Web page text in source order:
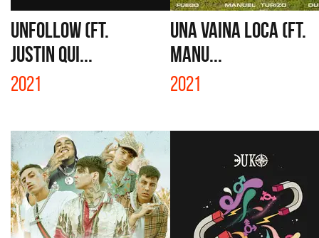
UNFOLLOW (FT.
JUSTIN QUI...
2021
UNA VAINA LOCA (FT.
MANU...
2021